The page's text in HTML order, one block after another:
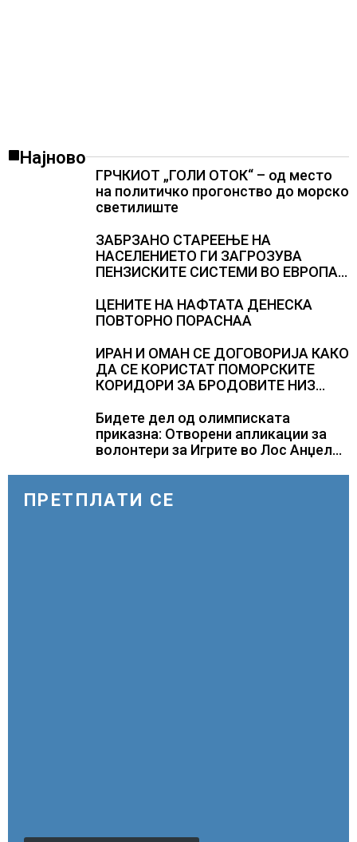
Најново
ГРЧКИОТ „ГОЛИ ОТОК“ – од место
на политичко прогонство до морско
светилиште
ЗАБРЗАНО СТАРЕЕЊЕ НА
НАСЕЛЕНИЕТО ГИ ЗАГРОЗУВА
ПЕНЗИСКИТЕ СИСТЕМИ ВО ЕВРОПА и
ЦЕНИТЕ НА НАФТАТА ДЕНЕСКА
ПОВТОРНО ПОРАСНАА
ИРАН И ОМАН СЕ ДОГОВОРИЈА КАКО
ДА СЕ КОРИСТАТ ПОМОРСКИТЕ
КОРИДОРИ ЗА БРОДОВИТЕ НИЗ
Бидете дел од олимписката
приказна: Отворени апликации за
волонтери за Игрите во Лос Анџелес
ПРЕТПЛАТИ СЕ